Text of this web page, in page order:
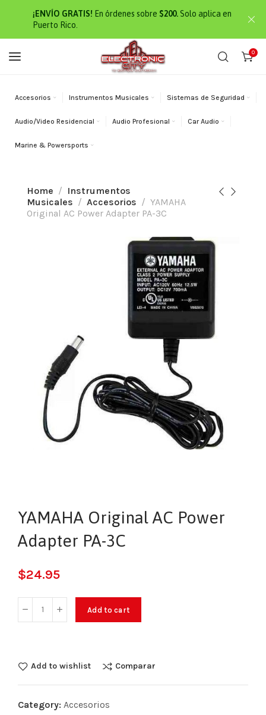
¡ENVÍO GRATIS! En órdenes sobre $200. Solo aplica en
Puerto Rico.
0
Accesorios Instrumentos Musicales Sistemas de Seguridad
Audio/Video Residencial Audio Profesional Car Audio
Marine & Powersports
Home
Instrumentos
Musicales
Accesorios
YAMAHA
Original AC Power Adapter PA-3C
YAMAHA Original AC Power
Adapter PA-3C
$24.95
Add to cart
Add to wishlist Comparar
Category: Accesorios